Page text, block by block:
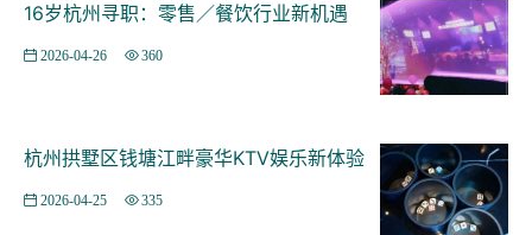
作前通常需要接受一定的入职培训，以熟悉工作环境和具
体的工作流程。 整个面试过程可能会根据申请的职位和企
业的具体需求有所调整，但以上提到的步骤是比较常见的
应聘者在面试中表现更好。
16岁杭州寻职：零售／餐饮行业新机遇
2026-04-26 360
杭州拱墅区钱塘江畔豪华KTV娱乐新体验
2026-04-25 335